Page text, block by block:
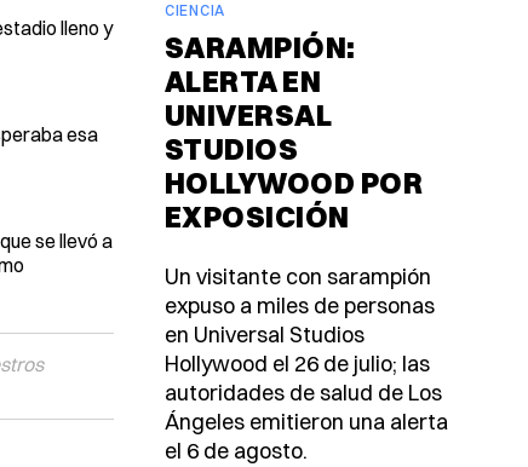
lleno y
esa
se llevó a
CIENCIA
SARAMPIÓN:
ALERTA EN
UNIVERSAL
STUDIOS
HOLLYWOOD POR
EXPOSICIÓN
Un visitante con sarampión
expuso a miles de personas
en Universal Studios
Hollywood el 26 de julio; las
autoridades de salud de Los
Ángeles emitieron una alerta
el 6 de agosto.